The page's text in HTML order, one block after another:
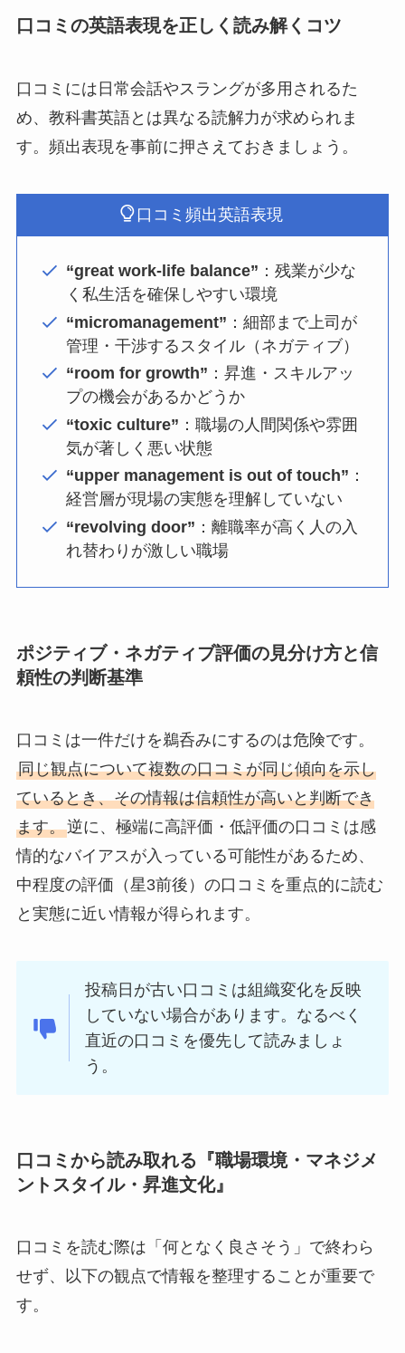
口コミの英語表現を正しく読み解くコツ
口コミには日常会話やスラングが多用されるた
め、教科書英語とは異なる読解力が求められま
す。頻出表現を事前に押さえておきましょう。
口コミ頻出英語表現
“great work-life balance” ：残業が少な
く私生活を確保しやすい環境
“micromanagement” ：細部まで上司が
管理・干渉するスタイル（ネガティブ）
“room for growth” ：昇進・スキルアッ
プの機会があるかどうか
“toxic culture” ：職場の人間関係や雰囲
気が著しく悪い状態
“upper management is out of touch” ：
経営層が現場の実態を理解していない
“revolving door” ：離職率が高く人の入
れ替わりが激しい職場
ポジティブ・ネガティブ評価の見分け方と信
頼性の判断基準
口コミは一件だけを鵜呑みにするのは危険です。
同じ観点について複数の口コミが同じ傾向を示し
ているとき、その情報は信頼性が高いと判断でき
ます。逆に、極端に高評価・低評価の口コミは感
情的なバイアスが入っている可能性があるため、
中程度の評価（星3前後）の口コミを重点的に読む
と実態に近い情報が得られます。
投稿日が古い口コミは組織変化を反映
していない場合があります。なるべく
直近の口コミを優先して読みましょ
う。
口コミから読み取れる『職場環境・マネジメ
ントスタイル・昇進文化』
口コミを読む際は「何となく良さそう」で終わら
せず、以下の観点で情報を整理することが重要で
す。